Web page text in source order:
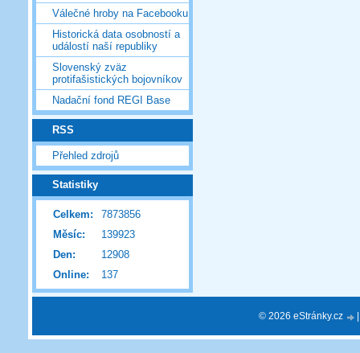
Válečné hroby na Facebooku
Historická data osobností a
událostí naší republiky
Slovenský zväz
protifašistických bojovníkov
Nadační fond REGI Base
RSS
Přehled zdrojů
Statistiky
Online: 137
Celkem:
7873856
Měsíc:
139923
Den:
12908
© 2026 eStránky.cz